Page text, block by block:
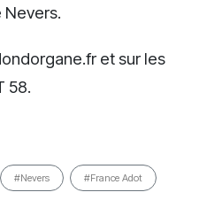
Nevers.
et sur les
58.
#Nevers #France Adot